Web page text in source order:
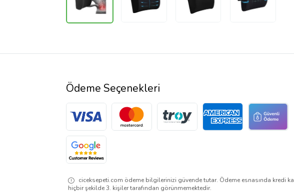
Ödeme Seçenekleri
ciceksepeti.com ödeme bilgilerinizi güvende tutar. Ödeme esnasında kredi
hiçbir şekilde 3. kişiler tarafından görünmemektedir.